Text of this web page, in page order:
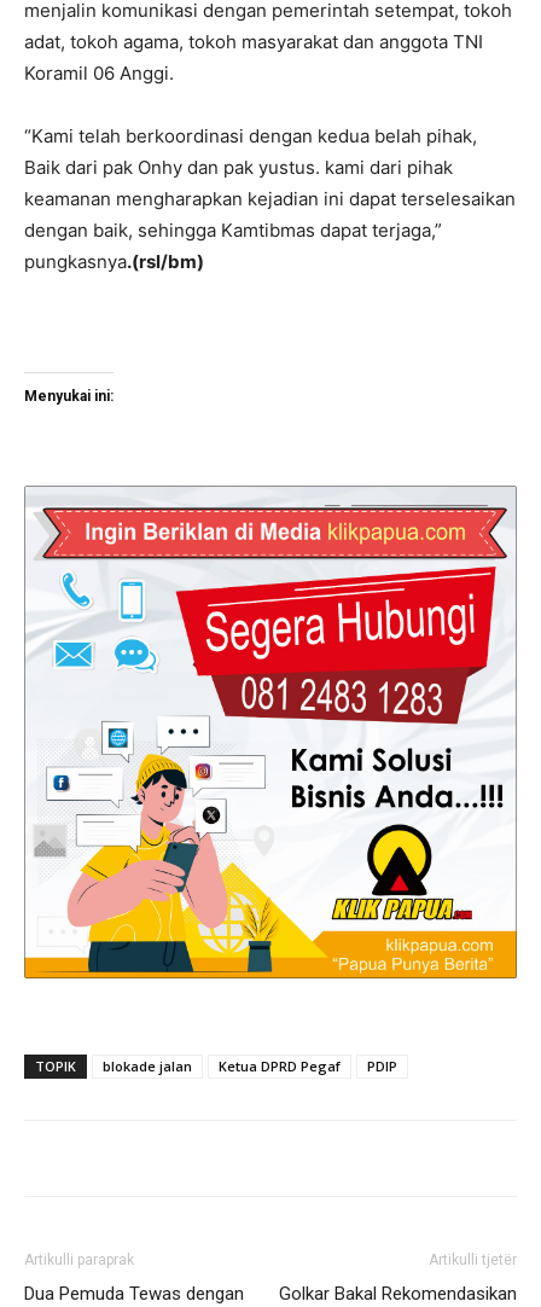
menjalin komunikasi dengan pemerintah setempat, tokoh
adat, tokoh agama, tokoh masyarakat dan anggota TNI
Koramil 06 Anggi.
“Kami telah berkoordinasi dengan kedua belah pihak,
Baik dari pak Onhy dan pak yustus. kami dari pihak
keamanan mengharapkan kejadian ini dapat terselesaikan
dengan baik, sehingga Kamtibmas dapat terjaga,”
pungkasnya.(rsl/bm)
Menyukai ini:
TOPIK blokade jalan Ketua DPRD Pegaf PDIP
Artikulli paraprak
Dua Pemuda Tewas dengan
Artikulli tjetër
Golkar Bakal Rekomendasikan